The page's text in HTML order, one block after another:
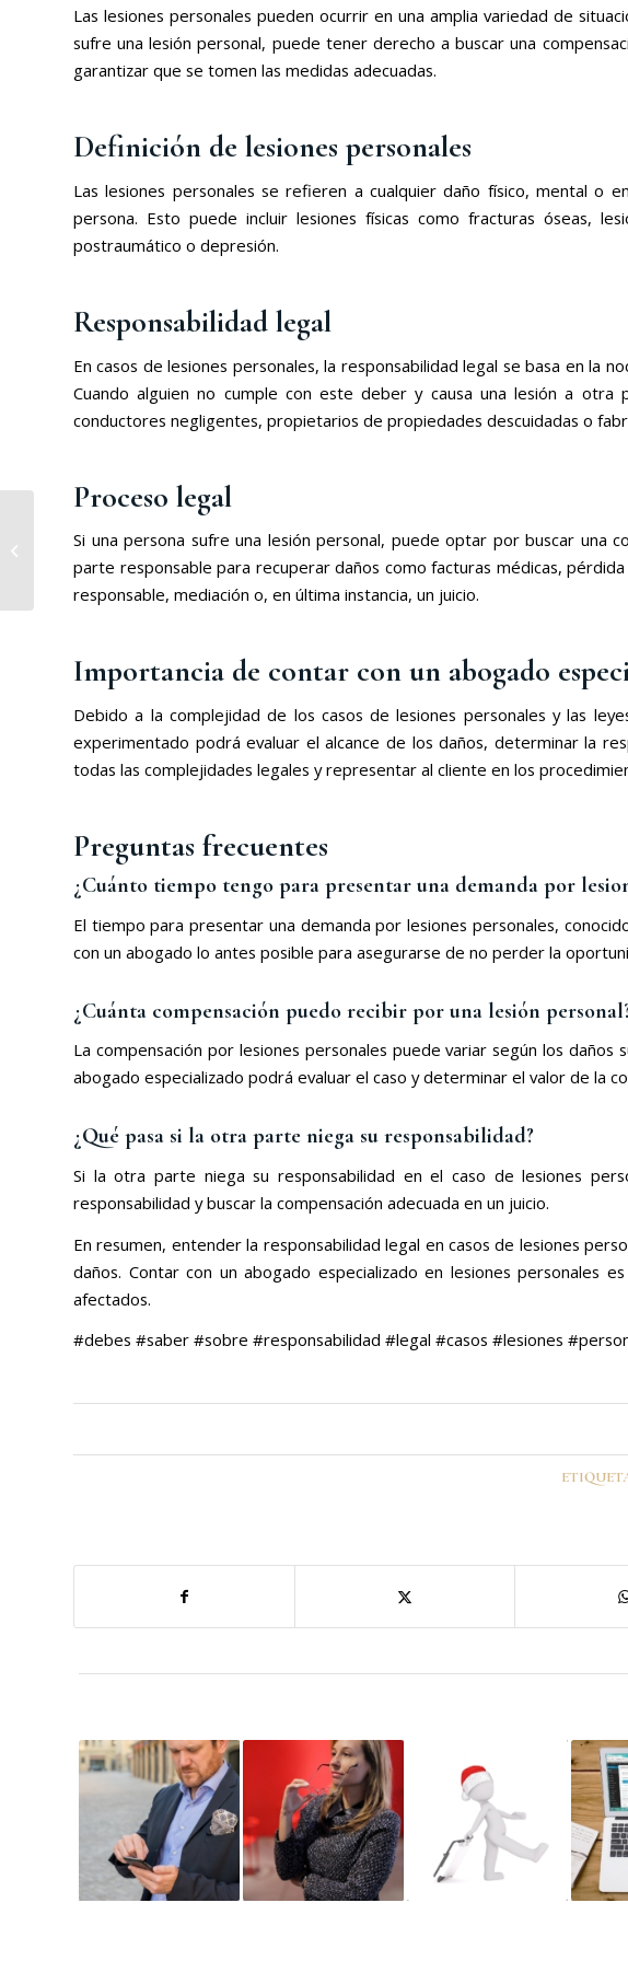
Las lesiones personales pueden ocurrir en una amplia variedad de
sufre una lesión personal, puede tener derecho a buscar una
garantizar que se tomen las medidas adecuadas.
Definición de lesiones personales
Las lesiones personales se refieren a cualquier daño físico, mental o
persona. Esto puede incluir lesiones físicas como fracturas óseas,
postraumático o depresión.
Responsabilidad legal
En casos de lesiones personales, la responsabilidad legal se basa en la
Cuando alguien no cumple con este deber y causa una lesión a
conductores negligentes, propietarios de propiedades descuidadas o
Proceso legal
Si una persona sufre una lesión personal, puede optar por buscar una
parte responsable para recuperar daños como facturas médicas,
responsable, mediación o, en última instancia, un juicio.
Importancia de contar con un abogado
Debido a la complejidad de los casos de lesiones personales y las
experimentado podrá evaluar el alcance de los daños, determinar la
todas las complejidades legales y representar al cliente en los
Preguntas frecuentes
¿Cuánto tiempo tengo para presentar una demanda por
El tiempo para presentar una demanda por lesiones personales,
con un abogado lo antes posible para asegurarse de no perder la
¿Cuánta compensación puedo recibir por una lesión
La compensación por lesiones personales puede variar según los
abogado especializado podrá evaluar el caso y determinar el valor de la
¿Qué pasa si la otra parte niega su responsabilidad?
Si la otra parte niega su responsabilidad en el caso de lesiones
responsabilidad y buscar la compensación adecuada en un juicio.
En resumen, entender la responsabilidad legal en casos de lesiones
daños. Contar con un abogado especializado en lesiones personales
afectados.
#debes #saber #sobre #responsabilidad #legal #casos #lesiones
principales para
contratar un abogado